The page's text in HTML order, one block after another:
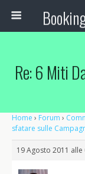
Re: 6 Miti
Home › Forum ›
sfatare sulle
19 Agosto 2011 alle